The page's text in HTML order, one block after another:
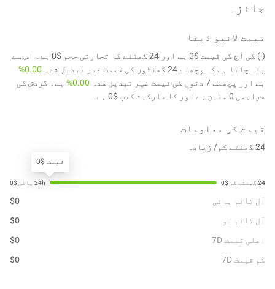
جائزہ
قیمت لائیو ڈیٹا
( ) کی آج کی قیمت $0 ہے اور 24 گھنٹے کا تجارتی حجم $0 ہے۔ اس سے
پتہ چلتا ہے کہ پچھلے 24 گھنٹوں کی قیمت غیر تبدیل شدہ
0.00%
ہے اور پچھلے 7 دنوں کی قیمت غیر تبدیل شدہ
0.00%
ہے۔ گردش کی
فراہمی 0 ملین ہے اور کا مارکیٹ کیپ $0 ہے۔
قیمت کی معلومات
24 گھنٹے کم/ زیادہ
قیمت $0
آل ٹائم ہائی $0
آل ٹائم لو
$0
اعلی قیمت 7D
$0
کم قیمت 7D
$0